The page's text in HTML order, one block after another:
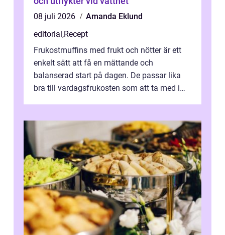
08 juli 2026
Amanda Eklund
editorial,Recept
Frukostmuffins med frukt och nötter är ett
enkelt sätt att få en mättande och
balanserad start på dagen. De passar lika
bra till vardagsfrukosten som att ta med i